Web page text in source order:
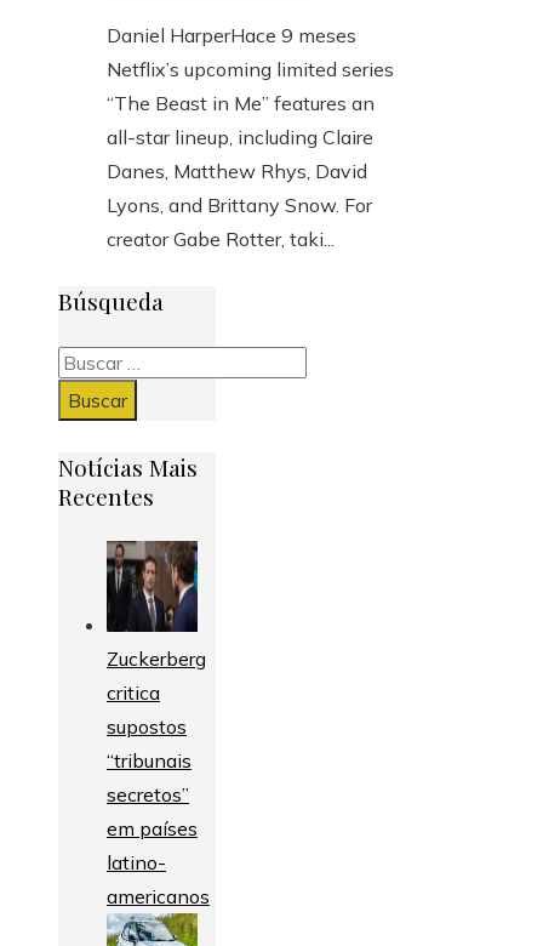
Daniel HarperHace 9 meses
Netflix’s upcoming limited series
“The Beast in Me” features an
all-star lineup, including Claire
Danes, Matthew Rhys, David
Lyons, and Brittany Snow. For
creator Gabe Rotter, taki...
Búsqueda
Buscar:
Notícias Mais
Recentes
Zuckerberg
critica
supostos
“tribunais
secretos”
em países
latino-
americanos